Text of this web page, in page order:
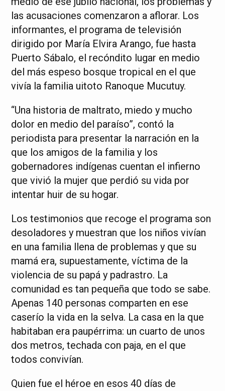
las acusaciones comenzaron a aflorar. Los
informantes, el programa de televisión
dirigido por María Elvira Arango, fue hasta
Puerto Sábalo, el recóndito lugar en medio
del más espeso bosque tropical en el que
vivía la familia uitoto Ranoque Mucutuy.
“Una historia de maltrato, miedo y mucho
dolor en medio del paraíso”, contó la
periodista para presentar la narración en la
que los amigos de la familia y los
gobernadores indígenas cuentan el infierno
que vivió la mujer que perdió su vida por
intentar huir de su hogar.
Los testimonios que recoge el programa son
desoladores y muestran que los niños vivían
en una familia llena de problemas y que su
mamá era, supuestamente, víctima de la
violencia de su papá y padrastro. La
comunidad es tan pequeña que todo se sabe.
Apenas 140 personas comparten en ese
caserío la vida en la selva. La casa en la que
habitaban era paupérrima: un cuarto de unos
dos metros, techada con paja, en el que
todos convivían.
Quien fue el héroe en esos 40 días de